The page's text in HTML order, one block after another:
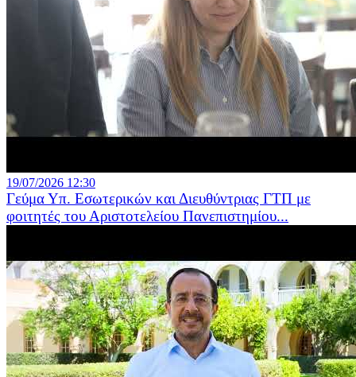
19/07/2026 12:30
Γεύμα Υπ. Εσωτερικών και Διευθύντριας ΓΤΠ με
φοιτητές του Αριστοτελείου Πανεπιστημίου...